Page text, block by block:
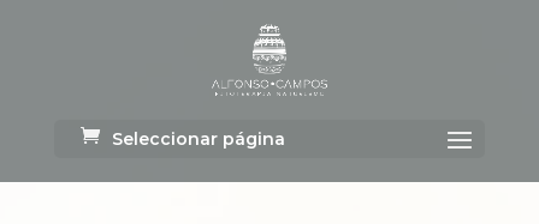
Seleccionar página